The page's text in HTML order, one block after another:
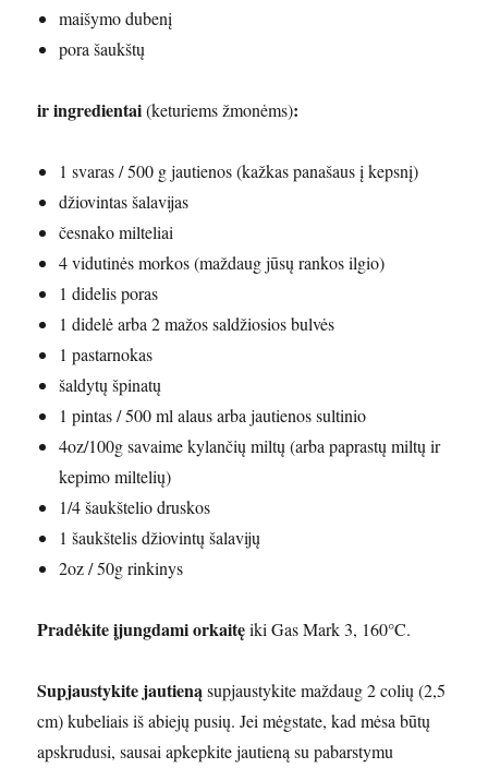
maišymo dubenį
pora šaukštų
ir ingredientai(keturiems žmonėms):
1 svaras / 500 g jautienos (kažkas panašaus į kepsnį)
džiovintas šalavijas
česnako milteliai
4 vidutinės morkos (maždaug jūsų rankos ilgio)
1 didelis poras
1 didelė arba 2 mažos saldžiosios bulvės
1 pastarnokas
šaldytų špinatų
1 pintas / 500 ml alaus arba jautienos sultinio
4oz/100g savaime kylančių miltų (arba paprastų miltų ir
kepimo miltelių)
1/4 šaukštelio druskos
1 šaukštelis džiovintų šalavijų
2oz / 50g rinkinys
Pradėkite įjungdami orkaitęiki Gas Mark 3, 160°C.
Supjaustykite jautienąsupjaustykite maždaug 2 colių (2,5
cm) kubeliais iš abiejų pusių. Jei mėgstate, kad mėsa būtų
apskrudusi, sausai apkepkite jautieną su pabarstymu